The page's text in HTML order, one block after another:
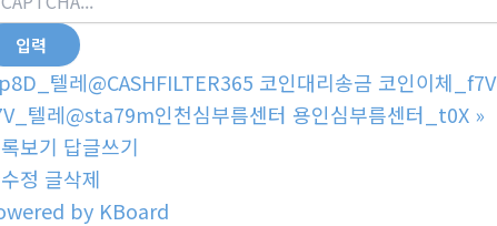
p8D_텔레@CASHFILTER365 코인대리송금 코인이체_f7V
텔레@sta79m인천심부름센터 용인심부름센터_t0X »
보기 답글쓰기
정 글삭제
by KBoard